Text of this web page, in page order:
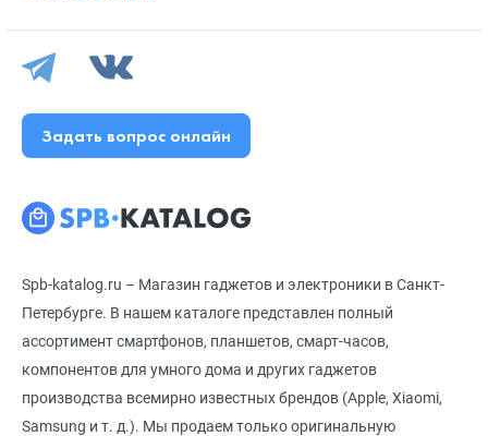
Spb-katalog.ru – Магазин гаджетов и электроники в Санкт-
Петербурге. В нашем каталоге представлен полный
ассортимент смартфонов, планшетов, смарт-часов,
компонентов для умного дома и других гаджетов
производства всемирно известных брендов (Apple, Xiaomi,
Samsung и т. д.). Мы продаем только оригинальную
Задать вопрос онлайн